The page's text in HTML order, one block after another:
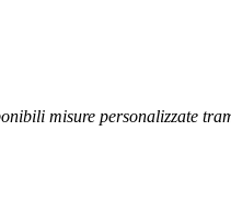
misure personalizzate